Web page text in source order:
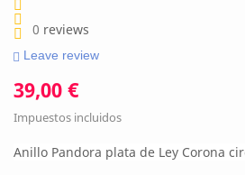
0 reviews
Leave review
39,00 €
Impuestos incluidos
Anillo Pandora plata de Ley Corona